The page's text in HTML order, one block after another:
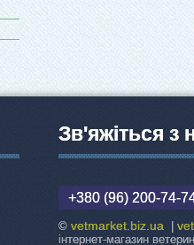
Зв'яжіться з
+380 (96) 200-74-
©vetmarket.biz.ua |
інтернет-магазин